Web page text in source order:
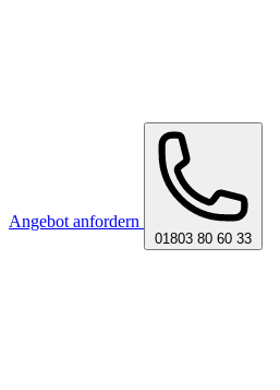
Angebot anfordern
01803 80 60 33